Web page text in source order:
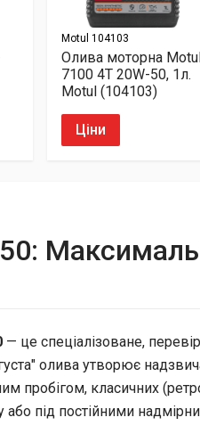
Motul 104103
Олива моторна
7100 4T 20W-50, 1л.
Motul (104103)
Ціни
— це спеціалізоване,
олива утворює
пробігом, класичних
або під постійними